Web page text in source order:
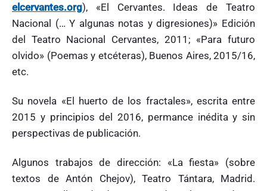
elcervantes.org), «El Cervantes. Ideas de Teatro
Nacional (… Y algunas notas y digresiones)» Edición
del Teatro Nacional Cervantes, 2011; «Para futuro
olvido» (Poemas y etcéteras), Buenos Aires, 2015/16,
etc.
Su novela «El huerto de los fractales», escrita entre
2015 y principios del 2016, permance inédita y sin
perspectivas de publicación.
Algunos trabajos de dirección: «La fiesta» (sobre
textos de Antón Chejov), Teatro Tántara, Madrid.